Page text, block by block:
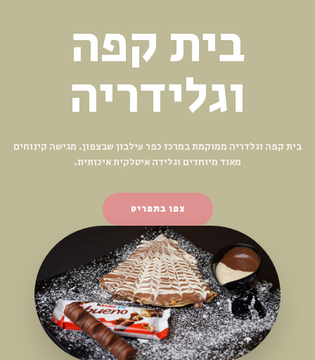
מפנקים
המקום מודרני, מרהיב בעיצובו מחולק לשני אזורים — חלק עם עישון
וחלק ללא עישון.
צפו בתפריט